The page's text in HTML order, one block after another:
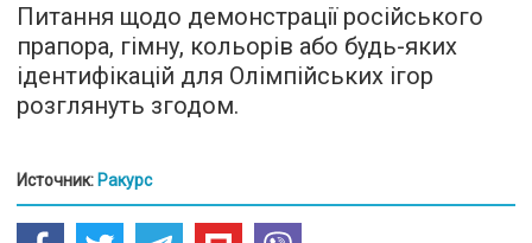
Питання щодо демонстрації російського
прапора, гімну, кольорів або будь-яких
ідентифікацій для Олімпійських ігор
розглянуть згодом.
Источник: Ракурс